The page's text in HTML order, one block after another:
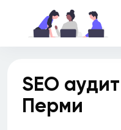
SEO
Перми